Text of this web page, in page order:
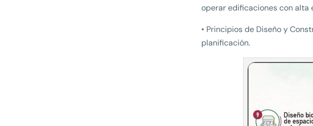
operar edificaciones con alta
• Principios de Diseño y
planificación.